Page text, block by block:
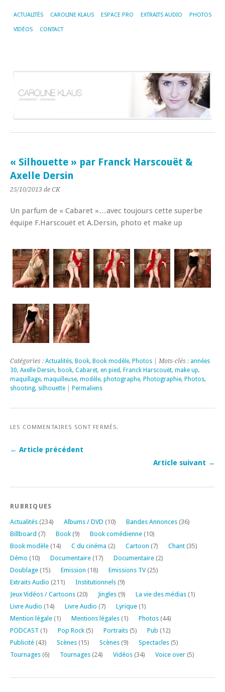
ACTUALITÉS CAROLINE KLAUS ESPACE PRO EXTRAITS AUDIO PHOTOS
VIDÉOS CONTACT
« Silhouette » par Franck Harscouët &
Axelle Dersin
25/10/2013 de CK
Un parfum de « Cabaret »…avec toujours cette superbe
équipe F.Harscouët et A.Dersin, photo et make up
Catégories : Actualités, Book, Book modèle, Photos | Mots-clés : années
30, Axelle Dersin, book, Cabaret, en pied, Franck Harscouët, make up,
maquillage, maquilleuse, modèle, photographe, Photographie, Photos,
shooting, silhouette Permaliens
LES COMMENTAIRES SONT FERMÉS.
← Article précédent
Article suivant →
RUBRIQUES
Actualités (234) Albums / DVD (10) Bandes Annonces (36)
Billboard (7) Book (9) Book comédienne (10)
Book modèle (14) C du cinéma (2) Cartoon (7) Chant (35)
Démo (10) Documentaire (17) Documentaire (2)
Doublage (15) Emission (18) Emissions TV(25)
Extraits Audio (211) Institutionnels (9)
Jeux Vidéos / Cartoons (20) Jingles (9) La vie des médias (1)
Livre Audio (14) Livre Audio (7) Lyrique (1)
Mention légale (1) Mentions légales (1) Photos (44)
PODCAST (1) Pop Rock (5) Portraits (5) Pub (12)
Publicité (43) Scènes (15) Scènes (9) Spectacles (5)
Tournages (6) Tournages (24) Vidéos (34) Voice over (5)